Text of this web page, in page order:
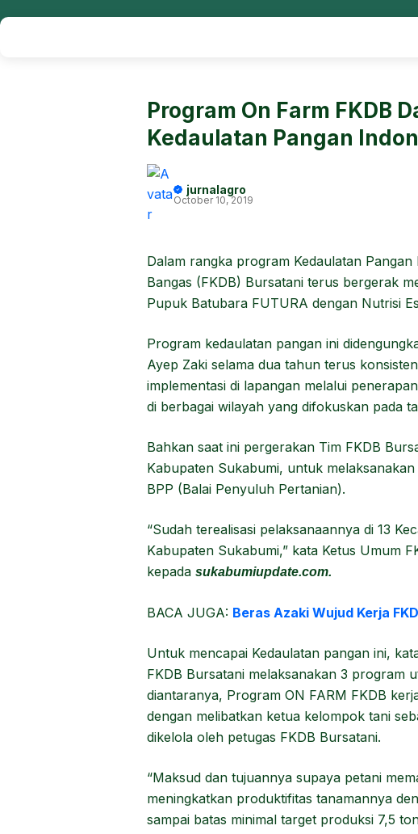
Program On Farm FKDB
Kedaulatan Pangan
jurnalagro
October 10, 2019
Dalam rangka program Kedaulatan
Bangas (FKDB) Bursatani terus bergerak
Pupuk Batubara FUTURA dengan Nutrisi
Program kedaulatan pangan ini
Ayep Zaki selama dua tahun terus
implementasi di lapangan melalui
di berbagai wilayah yang difokuskan pada
Bahkan saat ini pergerakan Tim FKDB
Kabupaten Sukabumi, untuk
BPP (Balai Penyuluh Pertanian).
“Sudah terealisasi pelaksanaannya di 13
Kabupaten Sukabumi,” kata Ketus Umum
kepada sukabumiupdate.com.
BACA JUGA: Beras Azaki Wujud Kerja
Untuk mencapai Kedaulatan pangan ini,
FKDB Bursatani melaksanakan 3 program
diantaranya, Program ON FARM FKDB
dengan melibatkan ketua kelompok tani
dikelola oleh petugas FKDB Bursatani.
“Maksud dan tujuannya supaya petani
meningkatkan produktifitas tanamannya
sampai batas minimal target produksi 7,5